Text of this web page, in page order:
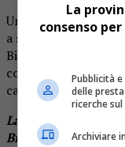
Una studentessa di
a scuola, l’Istituto
Biella. E’ stata
condizioni sono
cause del malessere.
La cronaca di
Biella in edicola
La
consenso
Pubblicità
delle
ricerche
Archiviare